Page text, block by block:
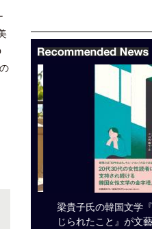
梁貴子氏の韓国文学
じられたこと』が文